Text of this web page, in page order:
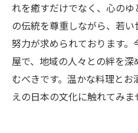
れを癒すだけでなく、心の
の伝統を尊重しながら、若
努力が求められております
屋で、地域の人々との絆を
むべきです。温かな料理と
えの日本の文化に触れてみま